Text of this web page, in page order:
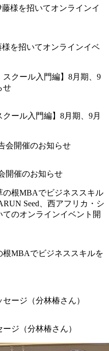
を招いてオンラインイベ
ール入門編】8月期、9月
開催のお知らせ
根MBAでビジネススキルを
ジ（分林椿さん）